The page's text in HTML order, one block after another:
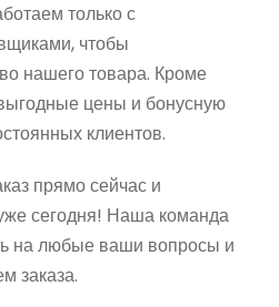
только с
чтобы
нашего товара. Кроме
цены и бонусную
клиентов.
прямо сейчас и
сегодня! Наша команда
на любые ваши вопросы и
заказа.